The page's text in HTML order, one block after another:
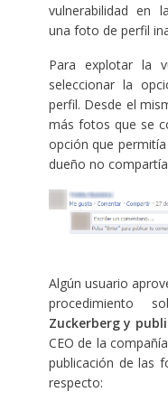
vulnerabilidad en
una foto de perfil
Para explotar la
seleccionar la
perfil. Desde el
más fotos que se
opción que
dueño no
Algún usuario
procedimiento
Zuckerberg y
CEO de la
publicación de las
respecto: